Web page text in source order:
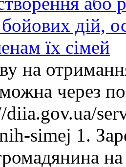
дій,
їх сімей
на
через
simej 1.